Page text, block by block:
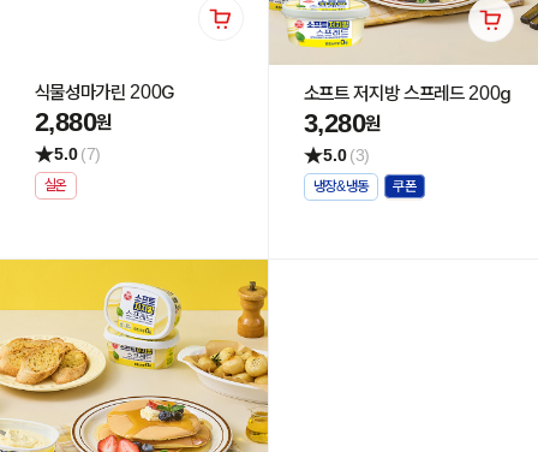
식물성마가린 200G
2,880원
5.0 (7)
실온
소프트 저지방 스프레드 200g
3,280원
5.0 (3)
냉장&냉동